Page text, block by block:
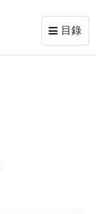
Toggle
目錄